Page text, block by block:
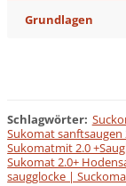
Grundlagen
Schlagwörter:
Sukomat
Sukomatmit 2.0
Sukomat 2.0+
saugglocke |